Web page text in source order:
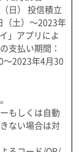
日） 投信積立
（土）～2023年
」アプリによ
支払い期間：
～2023年4月30
もしくは自動
ない場合は対